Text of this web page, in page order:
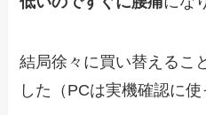
結局徐々に買い替えるこ
した（PCは実機確認に使